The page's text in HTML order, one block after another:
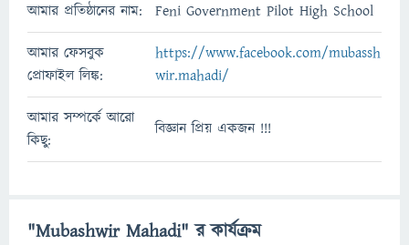
আমার প্রতিষ্ঠানের নাম: Feni Government Pilot High School
আমার ফেসবুক
প্রোফাইল লিঙ্ক:
https://www.facebook.com/mubassh
wir.mahadi/
আমার সম্পর্কে আরো
কিছু:
বিজ্ঞান প্রিয় একজন !!!
"Mubashwir Mahadi" র কার্যক্রম